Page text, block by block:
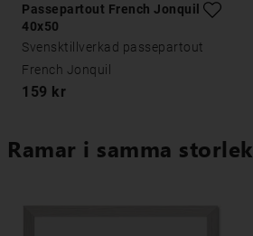
Passepartout French Jonquil
40x50
Svensktillverkad passepartout
French Jonquil
159 kr
Ramar i samma storlek